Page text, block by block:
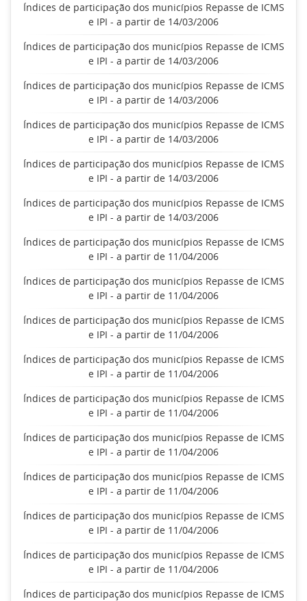
Índices de participação dos municípios Repasse de ICMS
e IPI - a partir de 14/03/2006
Índices de participação dos municípios Repasse de ICMS
e IPI - a partir de 14/03/2006
Índices de participação dos municípios Repasse de ICMS
e IPI - a partir de 14/03/2006
Índices de participação dos municípios Repasse de ICMS
e IPI - a partir de 14/03/2006
Índices de participação dos municípios Repasse de ICMS
e IPI - a partir de 14/03/2006
Índices de participação dos municípios Repasse de ICMS
e IPI - a partir de 14/03/2006
Índices de participação dos municípios Repasse de ICMS
e IPI - a partir de 11/04/2006
Índices de participação dos municípios Repasse de ICMS
e IPI - a partir de 11/04/2006
Índices de participação dos municípios Repasse de ICMS
e IPI - a partir de 11/04/2006
Índices de participação dos municípios Repasse de ICMS
e IPI - a partir de 11/04/2006
Índices de participação dos municípios Repasse de ICMS
e IPI - a partir de 11/04/2006
Índices de participação dos municípios Repasse de ICMS
e IPI - a partir de 11/04/2006
Índices de participação dos municípios Repasse de ICMS
e IPI - a partir de 11/04/2006
Índices de participação dos municípios Repasse de ICMS
e IPI - a partir de 11/04/2006
Índices de participação dos municípios Repasse de ICMS
e IPI - a partir de 11/04/2006
Índices de participação dos municípios Repasse de ICMS